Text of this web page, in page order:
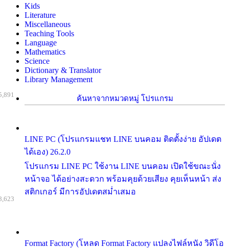
Kids
Literature
Miscellaneous
Teaching Tools
Language
Mathematics
Science
Dictionary & Translator
Library Management
ค้นหาจากหมวดหมู่ โปรแกรม
LINE PC (โปรแกรมแชท LINE บนคอม ติดตั้งง่าย อัปเดต
ได้เอง) 26.2.0
โปรแกรม LINE PC ใช้งาน LINE บนคอม เปิดใช้ขณะนั่ง
หน้าจอ ได้อย่างสะดวก พร้อมคุยด้วยเสียง คุยเห็นหน้า ส่ง
สติกเกอร์ มีการอัปเดตสม่ำเสมอ
Format Factory (โหลด Format Factory แปลงไฟล์หนัง วิดีโอ